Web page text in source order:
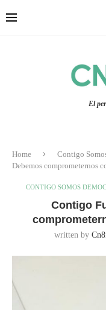
El
Home Contigo
Debemos comprometernos
CONTIGO SOMOS
Contigo
written by